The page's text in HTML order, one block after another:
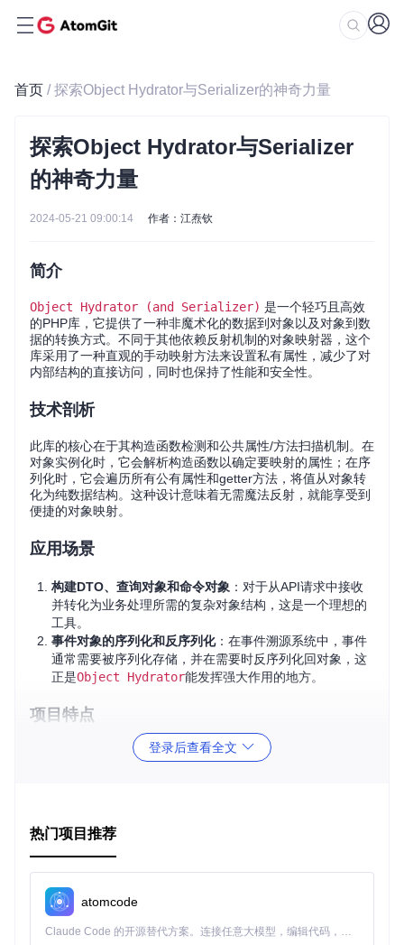
首页 / 探索Object Hydrator与Serializer的神奇力量
探索Object Hydrator与Serializer
的神奇力量
2024-05-21 09:00:14 作者：江焘钦
简介
Object Hydrator (and Serializer) 是一个轻巧且高效
的PHP库，它提供了一种非魔术化的数据到对象以及对象到数
据的转换方式。不同于其他依赖反射机制的对象映射器，这个
库采用了一种直观的手动映射方法来设置私有属性，减少了对
内部结构的直接访问，同时也保持了性能和安全性。
技术剖析
此库的核心在于其构造函数检测和公共属性/方法扫描机制。在
对象实例化时，它会解析构造函数以确定要映射的属性；在序
列化时，它会遍历所有公有属性和getter方法，将值从对象转
化为纯数据结构。这种设计意味着无需魔法反射，就能享受到
便捷的对象映射。
应用场景
构建DTO、查询对象和命令对象 ：对于从API请求中接收
并转化为业务处理所需的复杂对象结构，这是一个理想的
工具。
事件对象的序列化和反序列化：在事件溯源系统中，事件
通常需要被序列化存储，并在需要时反序列化回对象，这
正是Object Hydrator能发挥强大作用的地方。
项目特点
：避免了对私有属性的直接操作，确保代码的安
高性能：支持代码生成优化，可以在运行前预处理，实现零
额外开销的转换。
灵活性：提供了自定义映射键、多键映射、属性类型转换等
安装与使用
登录后查看全文
热门项目推荐
atomcode
Claude Code 的开源替代方案。连接任意大模型，编辑代码，运行命令，自动验证 — 全自动执行。用 Rust 构建，极致性能。 ｜ An open-source alternative to Claude Code. Connect any LLM, edit code, run commands, and verify changes — autonomously. Built in Rust for speed. Get Started